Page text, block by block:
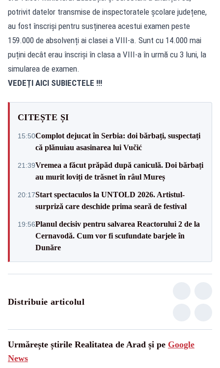
potrivit datelor transmise de inspectoratele școlare județene,
au fost înscriși pentru susținerea acestui examen peste
159.000 de absolvenți ai clasei a VIII-a. Sunt cu 14.000 mai
puțini decât erau înscriși în clasa a VIII-a în urmă cu 3 luni, la
simularea de examen.
VEDEȚI AICI SUBIECTELE !!!
CITEȘTE ȘI
15:50Complot dejucat în Serbia: doi bărbați, suspectați
că plănuiau asasinarea lui Vučić
21:39Vremea a făcut prăpăd după caniculă. Doi bărbați
au murit loviți de trăsnet în râul Mureș
20:17Start spectaculos la UNTOLD 2026. Artistul-
surpriză care deschide prima seară de festival
19:56Planul decisiv pentru salvarea Reactorului 2 de la
Cernavodă. Cum vor fi scufundate barjele în
Dunăre
Distribuie articolul
Urmărește știrile Realitatea de Arad și pe Google
News